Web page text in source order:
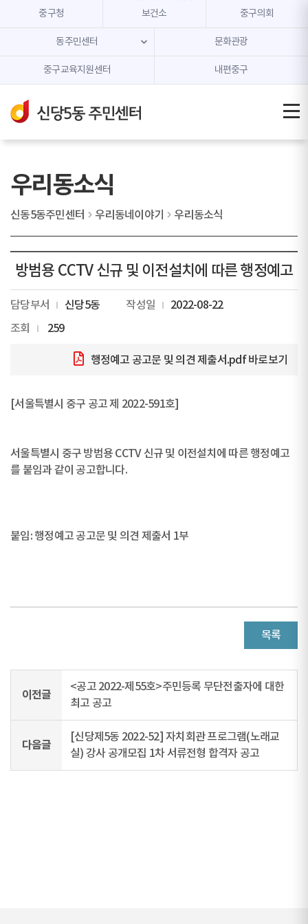
본문 내용 바로가기
주메뉴 바로가기
중구청 보건소 중구의회
동주민센터 문화관광
중구교육지원센터 내편중구
우리동소식
신동5동주민센터 우리동네이야기 우리동소식
방범용 CCTV 신규 및 이전설치에 따른 행정예고
담당부서 신당5동 작성일
2022-08-22
조회
259
행정예고 공고문 및 의견 제출서.pdf 바로보기
[서울특별시 중구 공고 제 2022-591호]
서울특별시 중구 방범용 CCTV 신규 및 이전설치에 따른 행정예고
를 붙임과 같이 공고합니다.
붙임: 행정예고 공고문 및 의견 제출서 1부
목록
이전글
<공고 2022-제55호>주민등록 무단전출자에 대한
최고 공고
다음글
[신당제5동 2022-52] 자치회관 프로그램(노래교
실) 강사 공개모집 1차 서류전형 합격자 공고